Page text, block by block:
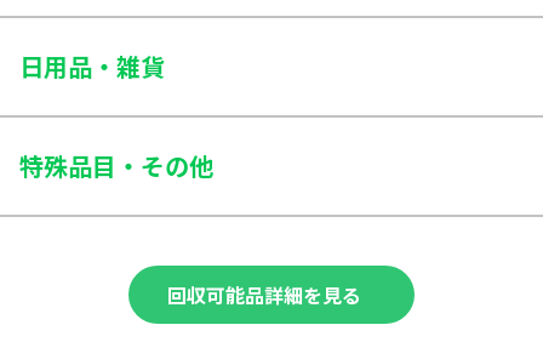
ソファー、テレビ台、こたつ
乗り物
自転車、バイク、原付
ゲーム機・関連機器
PS4、Switch、ゲームソフト
カメラ・撮影機器
バッテリー、電動工具バッテリー、リポバッテリー
日用品・雑貨
生活用品
食器、グラス、キッチン用品、鍋・フライパン
おもちゃ、フィギュア、CD、レコード
特殊品目・その他
宗教・文化用品
建材・工具・土木資材
木材、芝生、電動工具
回収可能品詳細を見る